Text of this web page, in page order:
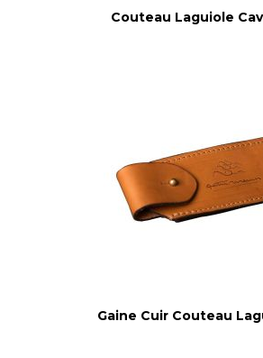
Couteau Laguiole
Gaine Cuir Couteau